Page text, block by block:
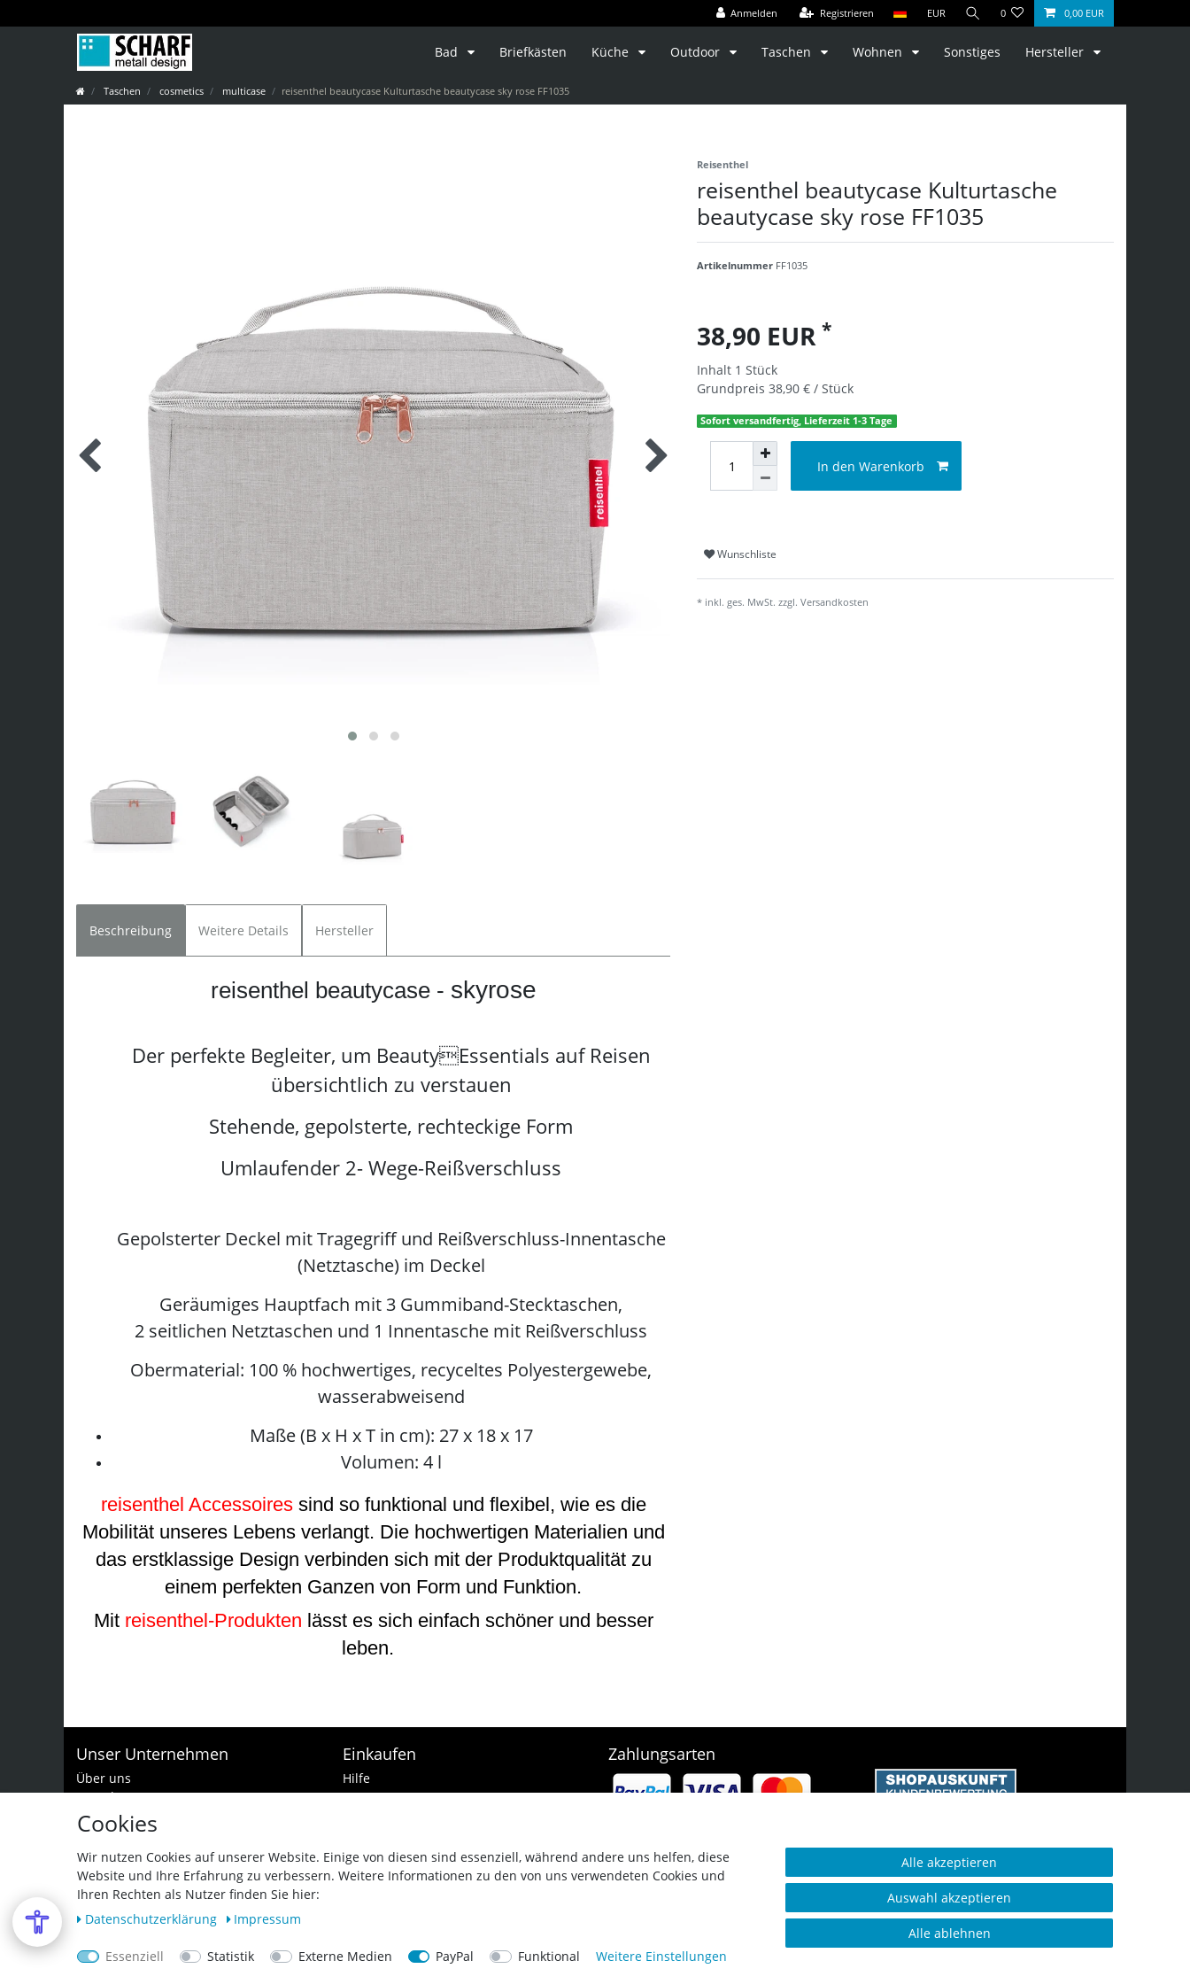
Anmelden Registrieren EUR 0 0,00 EUR
Bad Briefkästen Küche Outdoor Taschen Wohnen Sonstiges Hersteller
Taschen cosmetics multicase reisenthel beautycase Kulturtasche beautycase sky rose FF1035
Reisenthel
reisenthel beautycase Kulturtasche
beautycase sky rose FF1035
Artikelnummer FF1035
38,90 EUR*
Inhalt 1Stück
Grundpreis38,90 € / Stück
Sofort versandfertig, Lieferzeit 1-3 Tage
In den Warenkorb
Wunschliste
* inkl. ges. MwSt. zzgl.Versandkosten
Beschreibung Weitere Details Hersteller
reisenthel beautycase - skyrose
Der perfekte Begleiter, um BeautyEssentials auf Reisen
übersichtlich zu verstauen
Stehende, gepolsterte, rechteckige Form
Umlaufender 2- Wege-Reißverschluss
Gepolsterter Deckel mit Tragegriff und Reißverschluss-Innentasche
(Netztasche) im Deckel
Geräumiges Hauptfach mit 3 Gummiband-Stecktaschen,
2 seitlichen Netztaschen und 1 Innentasche mit Reißverschluss
Obermaterial: 100 % hochwertiges, recyceltes Polyestergewebe,
wasserabweisend
Maße (B x H x T in cm): 27 x 18 x 17
Volumen: 4 l
reisenthel Accessoiressind so funktional und flexibel, wie es die
Mobilität unseres Lebens verlangt. Die hochwertigen Materialien und
das erstklassige Design verbinden sich mit der Produktqualität zu
einem perfekten Ganzen von Form und Funktion.
Mit reisenthel-Produkten lässt es sich einfach schöner und besser
leben.
Unser Unternehmen
Über uns
Kontakt
Batteriehinweis
Impressum
Datenschutzerklärung
AGB und Garantiebedingungen
Barrierefreiheitserklärung
Einkaufen
Hilfe
Zur Kasse
Widerrufsrecht
Vertrag widerrufen
Zahlungsarten
Cookies
Wir nutzen Cookies auf unserer Website. Einige von diesen sind essenziell, während andere uns helfen, diese
Website und Ihre Erfahrung zu verbessern. Weitere Informationen zu den von uns verwendeten Cookies und
Ihren Rechten als Nutzer finden Sie hier:
Daten­schutz­erklärung
Impressum
Essenziell Statistik Externe Medien PayPal Funktional Weitere Einstellungen
Alle akzeptieren
Auswahl akzeptieren
Alle ablehnen